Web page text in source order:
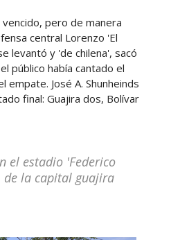
pero de manera
central Lorenzo 'El
levantó y 'de chilena', sacó
público había cantado el
empate. José A. Shunheinds
final: Guajira dos, Bolívar
el estadio 'Federico
de la capital guajira